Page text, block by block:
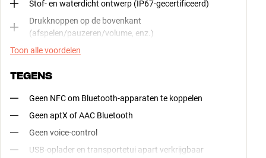
Stof- en waterdicht ontwerp (IP67-gecertificeerd)
Drukknoppen op de bovenkant
(afspelen/pauzeren/volume, enz.)
Toon alle voordelen
TEGENS
Geen NFC om Bluetooth-apparaten te koppelen
Geen aptX of AAC Bluetooth
Geen voice-control
USB-oplader en transportetui apart verkrijgbaar